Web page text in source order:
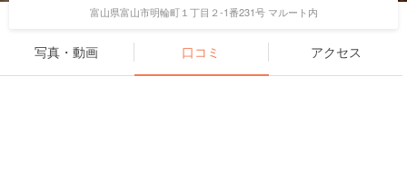
富山県富山市明輪町１丁目２-1番231号 マルート内
写真・動画 口コミ アクセス